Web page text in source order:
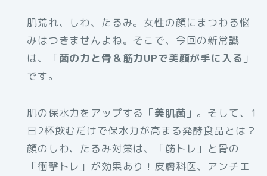
肌荒れ、しわ、たるみ。女性の顔にまつわる悩
みはつきませんよね。そこで、今回の新常識
は、「菌の力と骨＆筋力UPで美顔が手に入る 」
です。
肌の保水力をアップする「美肌菌 」。そして、1
日2杯飲むだけで保水力が高まる発酵食品とは？
顔のしわ、たるみ対策は、「筋トレ」と骨の
「衝撃トレ」が効果あり！皮膚科医、アンチエ